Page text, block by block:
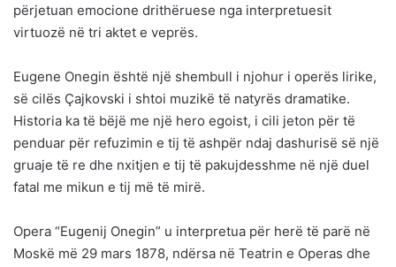
përjetuan emocione drithëruese nga interpretuesit
virtuozë në tri aktet e veprës.
Eugene Onegin është një shembull i njohur i operës lirike,
së cilës Çajkovski i shtoi muzikë të natyrës dramatike.
Historia ka të bëjë me një hero egoist, i cili jeton për të
penduar për refuzimin e tij të ashpër ndaj dashurisë së një
gruaje të re dhe nxitjen e tij të pakujdesshme në një duel
fatal me mikun e tij më të mirë.
Opera “Eugenij Onegin” u interpretua për herë të parë në
Moskë më 29 mars 1878, ndërsa në Teatrin e Operas dhe